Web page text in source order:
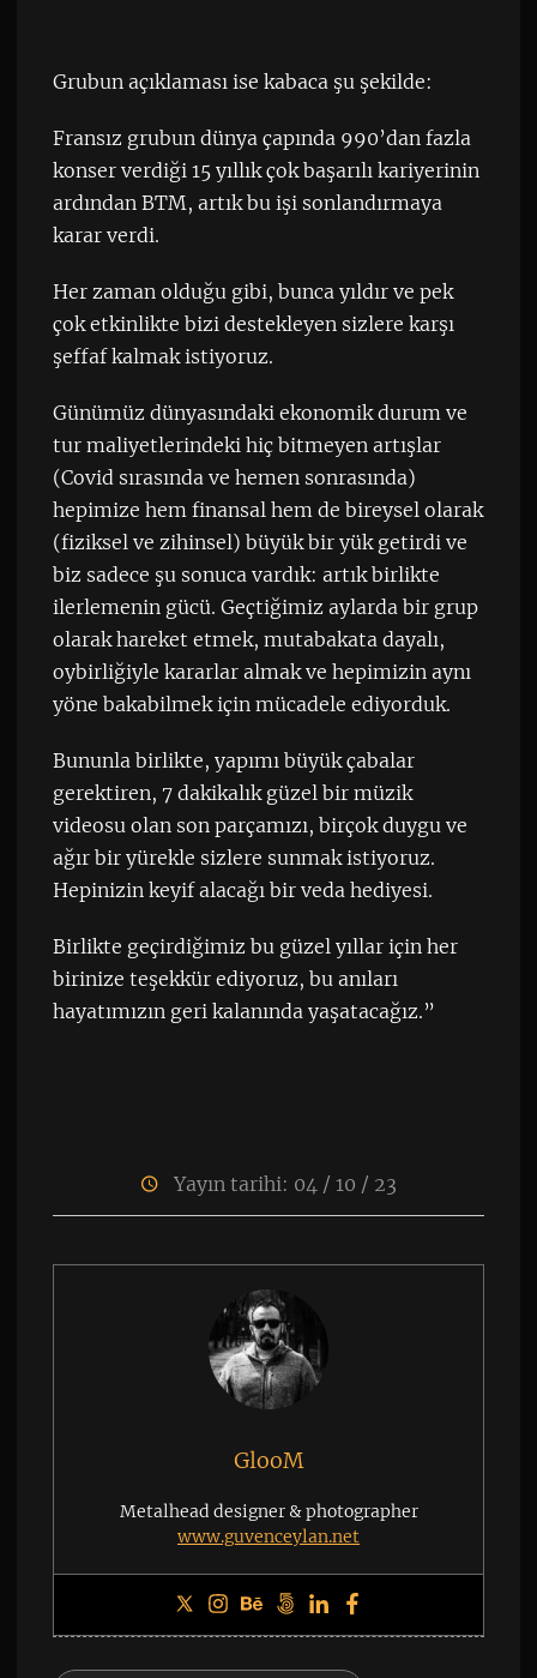
Grubun açıklaması ise kabaca şu şekilde:
Fransız grubun dünya çapında 990’dan fazla
konser verdiği 15 yıllık çok başarılı kariyerinin
ardından BTM, artık bu işi sonlandırmaya
karar verdi.
Her zaman olduğu gibi, bunca yıldır ve pek
çok etkinlikte bizi destekleyen sizlere karşı
şeffaf kalmak istiyoruz.
Günümüz dünyasındaki ekonomik durum ve
tur maliyetlerindeki hiç bitmeyen artışlar
(Covid sırasında ve hemen sonrasında)
hepimize hem finansal hem de bireysel olarak
(fiziksel ve zihinsel) büyük bir yük getirdi ve
biz sadece şu sonuca vardık: artık birlikte
ilerlemenin gücü. Geçtiğimiz aylarda bir grup
olarak hareket etmek, mutabakata dayalı,
oybirliğiyle kararlar almak ve hepimizin aynı
yöne bakabilmek için mücadele ediyorduk.
Bununla birlikte, yapımı büyük çabalar
gerektiren, 7 dakikalık güzel bir müzik
videosu olan son parçamızı, birçok duygu ve
ağır bir yürekle sizlere sunmak istiyoruz.
Hepinizin keyif alacağı bir veda hediyesi.
Birlikte geçirdiğimiz bu güzel yıllar için her
birinize teşekkür ediyoruz, bu anıları
hayatımızın geri kalanında yaşatacağız.”
Yayın tarihi: 04 / 10 / 23
GlooM
Metalhead designer & photographer
www.guvenceylan.net